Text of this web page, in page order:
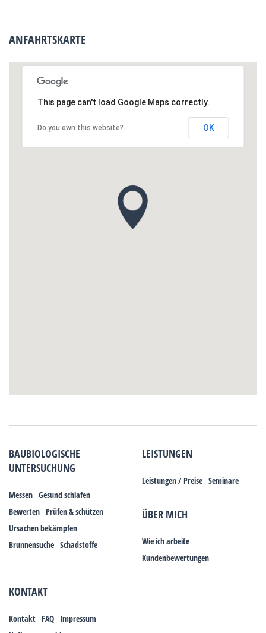
ANFAHRTSKARTE
This page can't load Google Maps correctly.
Do you own this website? OK
BAUBIOLOGISCHE
UNTERSUCHUNG
Messen Gesund schlafen
Bewerten Prüfen & schützen
Ursachen bekämpfen
Brunnensuche Schadstoffe
LEISTUNGEN
Leistungen / Preise Seminare
ÜBER MICH
Wie ich arbeite
Kundenbewertungen
KONTAKT
Kontakt FAQ Impressum